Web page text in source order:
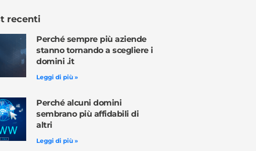
recenti
Perché sempre più aziende
stanno tornando a scegliere i
domini .it
Leggi di più »
Perché alcuni domini
sembrano più affidabili di
altri
Leggi di più »